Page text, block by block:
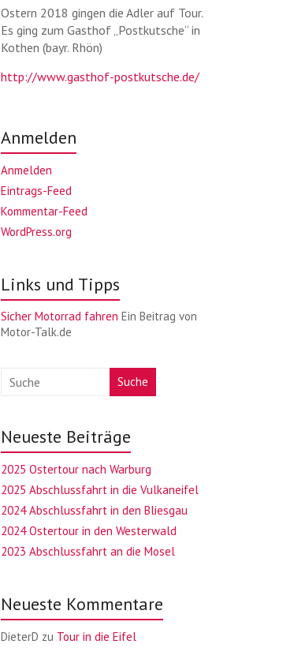
Ostern 2018 gingen die Adler auf Tour.
Es ging zum Gasthof „Postkutsche“ in
Kothen (bayr. Rhön)
http://www.gasthof-postkutsche.de/
Anmelden
Anmelden
Eintrags-Feed
Kommentar-Feed
WordPress.org
Links und Tipps
Sicher Motorrad fahren Ein Beitrag von
Motor-Talk.de
Suche
Neueste Beiträge
2025 Ostertour nach Warburg
2025 Abschlussfahrt in die Vulkaneifel
2024 Abschlussfahrt in den Bliesgau
2024 Ostertour in den Westerwald
2023 Abschlussfahrt an die Mosel
Neueste Kommentare
DieterD zu Tour in die Eifel